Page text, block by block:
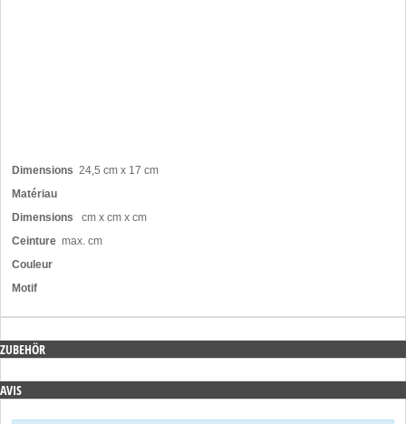
Dimensions 24,5 cm x 17 cm
Matériau
Dimensions cm x cm x cm
Ceinture max. cm
Couleur
Motif
ZUBEHÖR
AVIS